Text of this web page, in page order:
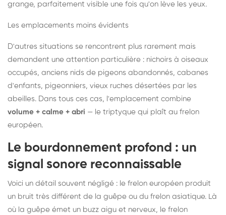
grange, parfaitement visible une fois qu'on lève les yeux.
Les emplacements moins évidents
D'autres situations se rencontrent plus rarement mais
demandent une attention particulière : nichoirs à oiseaux
occupés, anciens nids de pigeons abandonnés, cabanes
d'enfants, pigeonniers, vieux ruches désertées par les
abeilles. Dans tous ces cas, l'emplacement combine
volume + calme + abri — le triptyque qui plaît au frelon
européen.
Le bourdonnement profond : un
signal sonore reconnaissable
Voici un détail souvent négligé : le frelon européen produit
un bruit très différent de la guêpe ou du frelon asiatique. Là
où la guêpe émet un buzz aigu et nerveux, le frelon